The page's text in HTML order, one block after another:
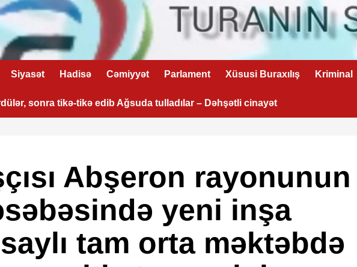
Siyasət Hadisə Cəmiyyət Parlament Xüsusi Buraxılış Kriminal
sonra tikə-tikə edib Ağsuda tulladılar – Dəhşətli cinayət
Abşeron rayonunun
yeni inşa
tam orta məktəbdə